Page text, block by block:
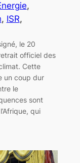
, ISR
le 20
officiel des
Cette
un coup dur
le
sont
qui